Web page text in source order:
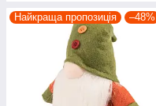
Найкраща пропозиція –48%